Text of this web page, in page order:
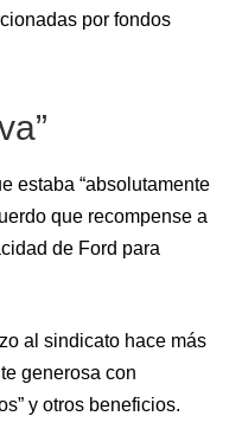
por fondos
estaba “absolutamente
que recompense a
de Ford para
al sindicato hace más
generosa con
y otros beneficios.